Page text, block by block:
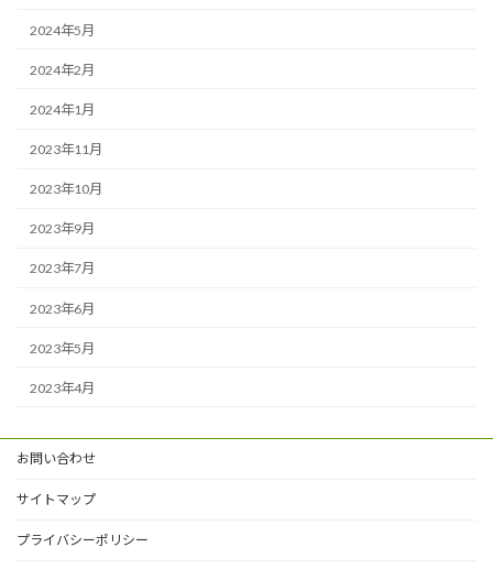
2024年5月
2024年2月
2024年1月
2023年11月
2023年10月
2023年9月
2023年7月
2023年6月
2023年5月
2023年4月
お問い合わせ
サイトマップ
プライバシーポリシー